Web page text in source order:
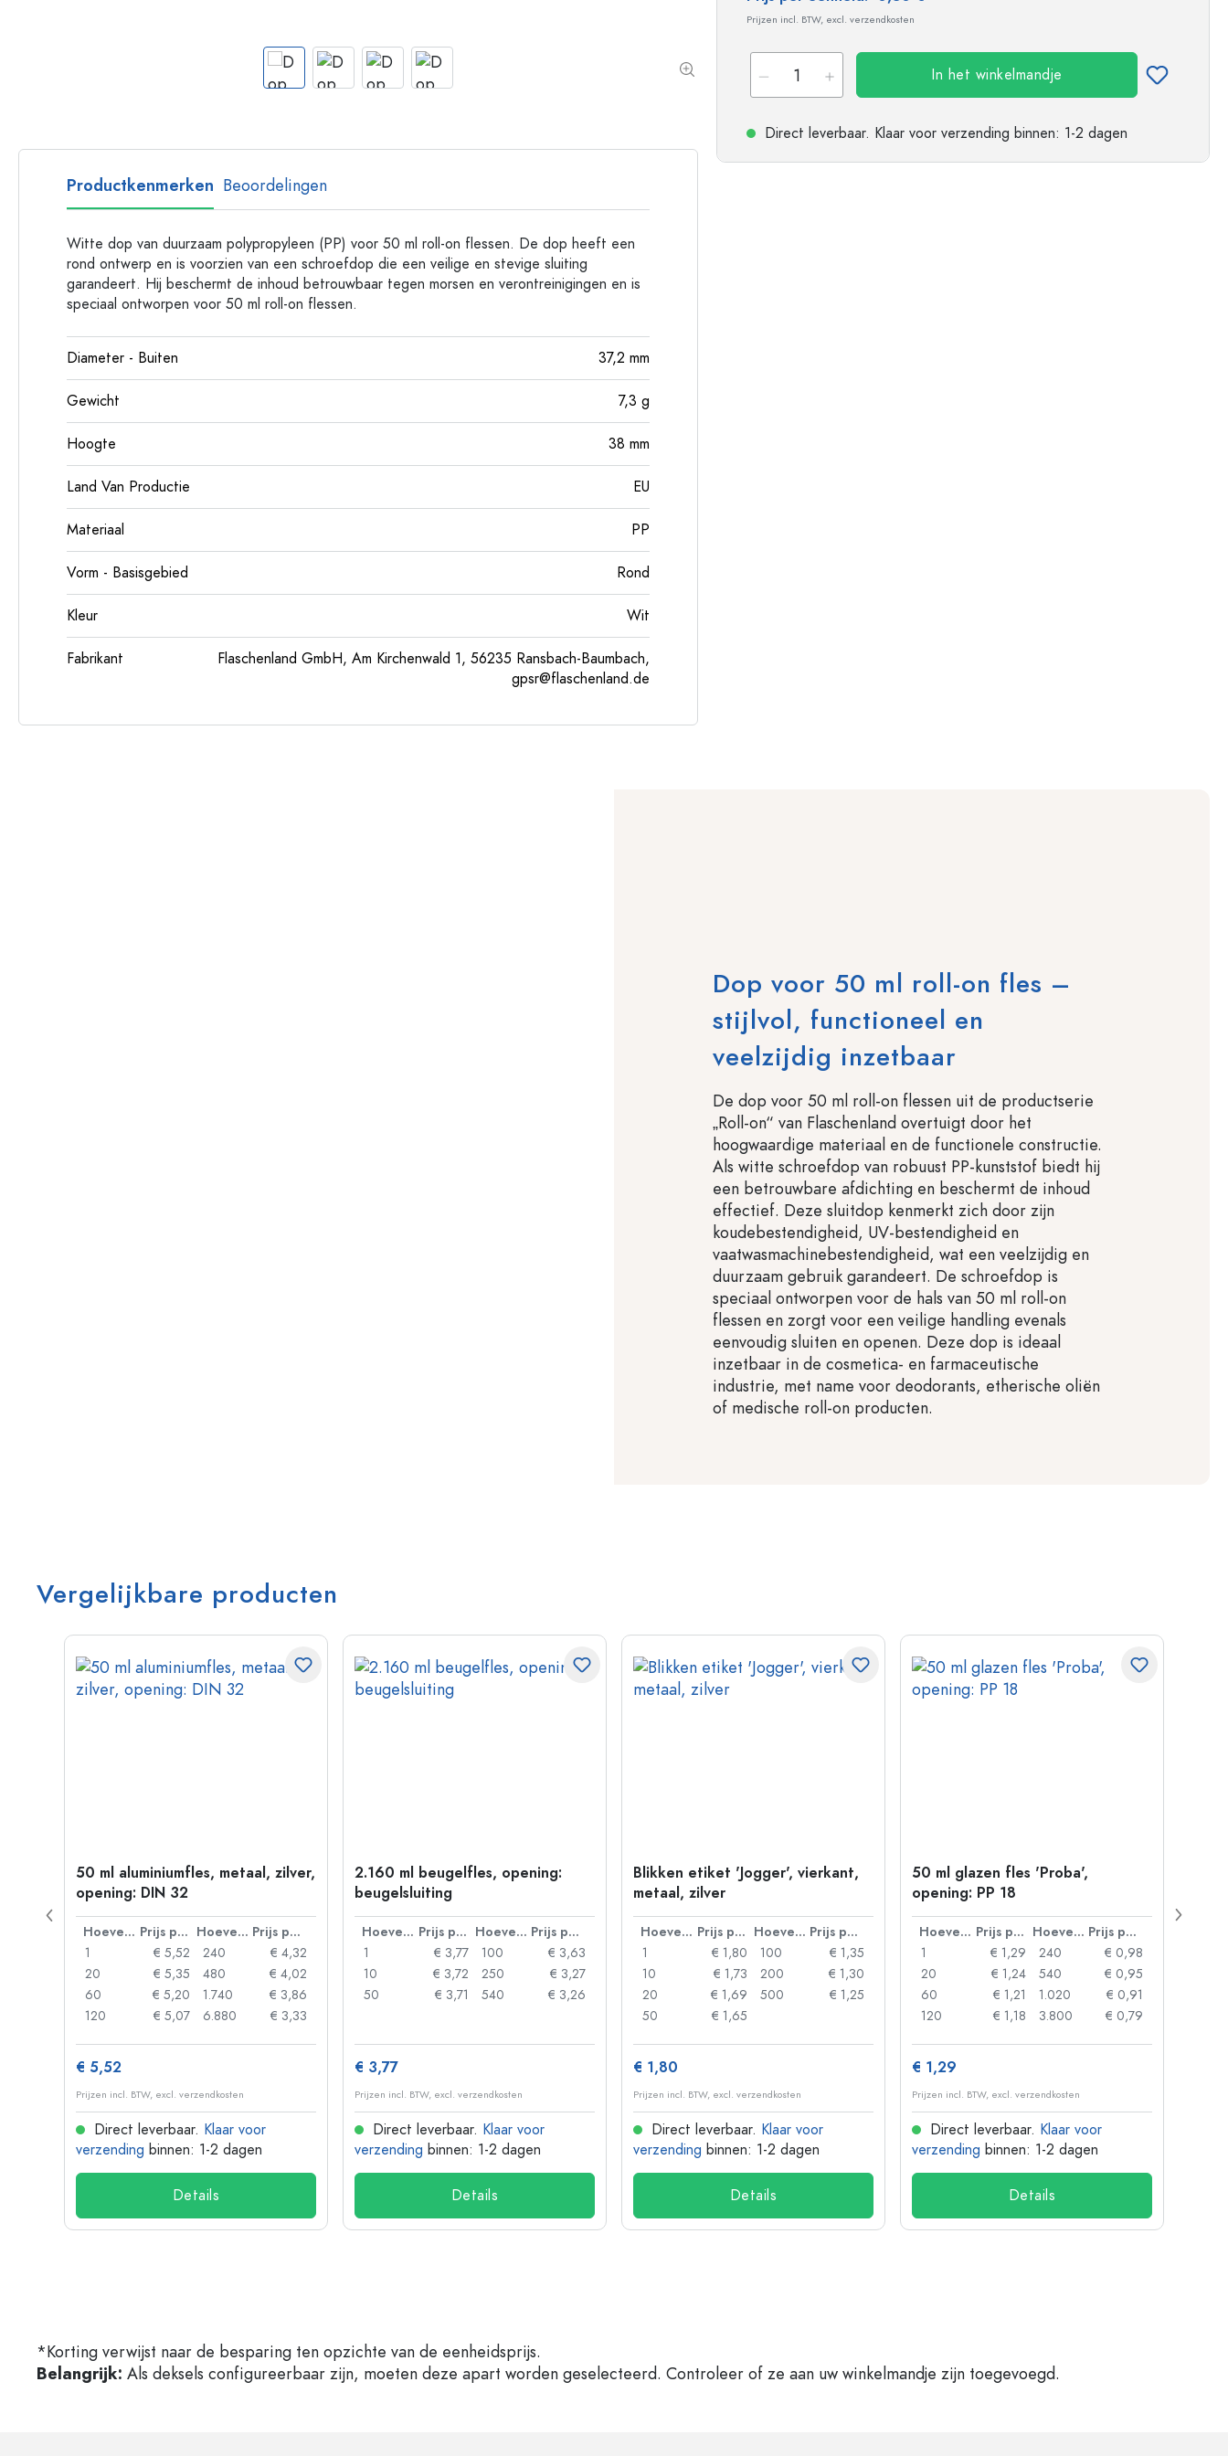
Polygonale flessen
Gistingsflessen & Mandflessen
Plastic flessen
Aluminium flessen
Prijzen incl. BTW, excl. verzendkosten
In het winkelmandje
Direct leverbaar. Klaar voor verzending binnen: 1-2 dagen
Productkenmerken Beoordelingen
Witte dop van duurzaam polypropyleen (PP) voor 50 ml roll-on flessen. De dop heeft een
rond ontwerp en is voorzien van een schroefdop die een veilige en stevige sluiting
garandeert. Hij beschermt de inhoud betrouwbaar tegen morsen en verontreinigingen en is
speciaal ontworpen voor 50 ml roll-on flessen.
Diameter - Buiten 37,2 mm
Gewicht 7,3 g
Hoogte 38 mm
Land Van Productie EU
Materiaal PP
Vorm - Basisgebied Rond
Kleur Wit
Fabrikant
Flaschenland GmbH, Am Kirchenwald 1, 56235 Ransbach-Baumbach,
gpsr@flaschenland.de
Dop voor 50 ml roll-on fles –
stijlvol, functioneel en
veelzijdig inzetbaar
De dop voor 50 ml roll-on flessen uit de productserie
„Roll-on“ van Flaschenland overtuigt door het
hoogwaardige materiaal en de functionele constructie.
Als witte schroefdop van robuust PP-kunststof biedt hij
een betrouwbare afdichting en beschermt de inhoud
effectief. Deze sluitdop kenmerkt zich door zijn
koudebestendigheid, UV-bestendigheid en
vaatwasmachinebestendigheid, wat een veelzijdig en
duurzaam gebruik garandeert. De schroefdop is
speciaal ontworpen voor de hals van 50 ml roll-on
flessen en zorgt voor een veilige handling evenals
eenvoudig sluiten en openen. Deze dop is ideaal
inzetbaar in de cosmetica- en farmaceutische
industrie, met name voor deodorants, etherische oliën
of medische roll-on producten.
Vergelijkbare producten
50 ml aluminiumfles, metaal, zilver,
opening: DIN 32
Hoeveelheid Prijs per eenheid Hoeveelheid
Prijs per eenheid
1
€ 5,52
20
€ 5,35
60
€ 5,20
120
€ 5,07
240
€ 4,32
480
€ 4,02
1.740
€ 3,86
6.880
€ 3,33
€ 5,52
Prijzen incl. BTW, excl. verzendkosten
Direct leverbaar. Klaar voor
verzending binnen: 1-2 dagen
Details
2.160 ml beugelfles, opening:
beugelsluiting
Hoeveelheid Prijs per eenheid Hoeveelheid
Prijs per eenheid
1
€ 3,77
10
€ 3,72
50
€ 3,71
100
€ 3,63
250
€ 3,27
540
€ 3,26
€ 3,77
Prijzen incl. BTW, excl. verzendkosten
Direct leverbaar. Klaar voor
verzending binnen: 1-2 dagen
Details
Blikken etiket 'Jogger', vierkant,
metaal, zilver
Hoeveelheid Prijs per eenheid Hoeveelheid
Prijs per eenheid
1
€ 1,80
10
€ 1,73
20
€ 1,69
50
€ 1,65
100
€ 1,35
200
€ 1,30
500
€ 1,25
€ 1,80
Prijzen incl. BTW, excl. verzendkosten
Direct leverbaar. Klaar voor
verzending binnen: 1-2 dagen
Details
50 ml glazen fles 'Proba',
opening: PP 18
Hoeveelheid Prijs per eenheid Hoeveelheid
Prijs per eenheid
1
€ 1,29
20
€ 1,24
60
€ 1,21
120
€ 1,18
240
€ 0,98
540
€ 0,95
1.020
€ 0,91
3.800
€ 0,79
€ 1,29
Prijzen incl. BTW, excl. verzendkosten
Direct leverbaar. Klaar voor
verzending binnen: 1-2 dagen
Details
*Korting verwijst naar de besparing ten opzichte van de eenheidsprijs.
Belangrijk: Als deksels configureerbaar zijn, moeten deze apart worden geselecteerd. Controleer of ze aan uw winkelmandje zijn toegevoegd.